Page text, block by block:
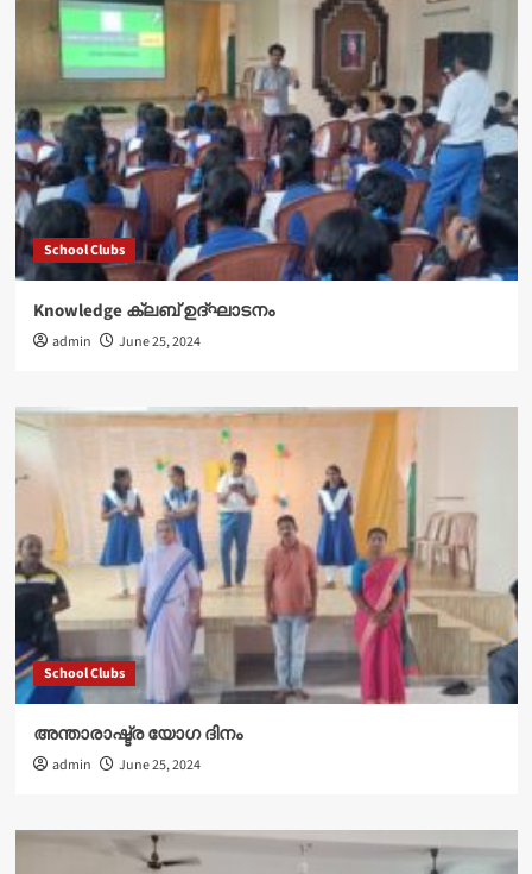
School Clubs
Knowledge ക്ലബ് ഉദ്‌ഘാടനം
admin June 25, 2024
School Clubs
അന്താരാഷ്ട്ര യോഗ ദിനം
admin June 25, 2024